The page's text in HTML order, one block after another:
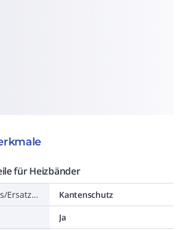
für Heizbänder
Art des Zubehörs/Ersatzteils
Kantenschutz
Ja